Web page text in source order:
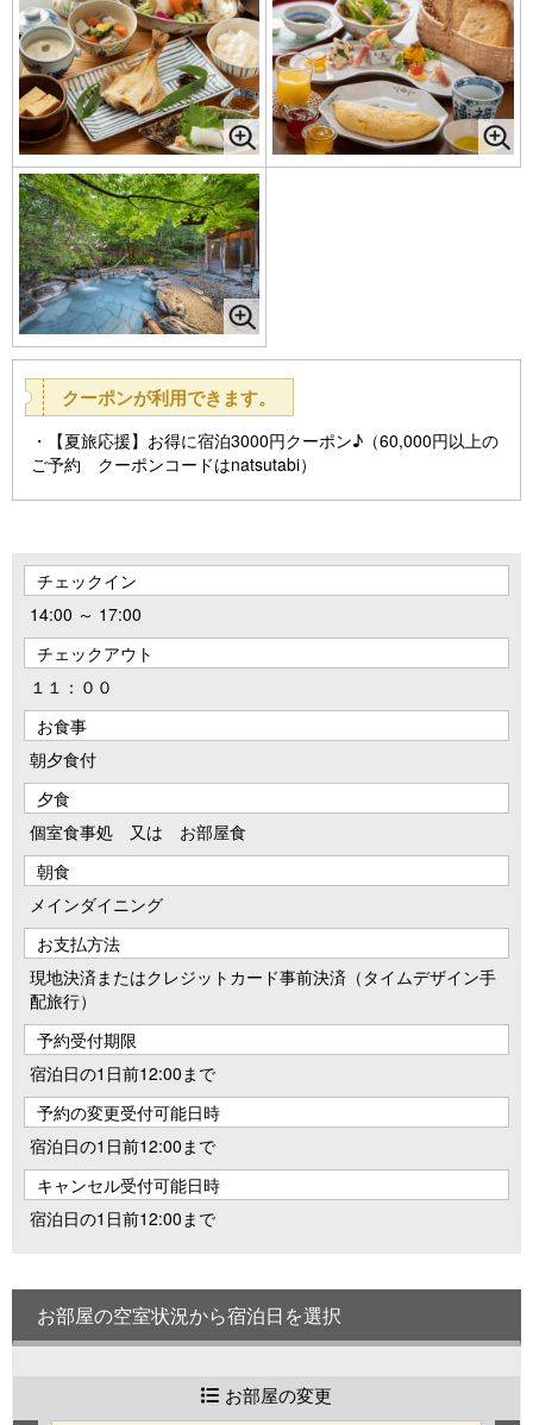
クーポンが利用できます。
【夏旅応援】お得に宿泊3000円クーポン♪（60,000円以上の
ご予約 クーポンコードはnatsutabi）
チェックイン
14:00 ～ 17:00
チェックアウト
１１：００
お食事
朝夕食付
夕食
個室食事処 又は お部屋食
朝食
メインダイニング
お支払方法
現地決済またはクレジットカード事前決済（タイムデザイン手
配旅行）
予約受付期限
宿泊日の1日前12:00まで
予約の変更受付可能日時
宿泊日の1日前12:00まで
キャンセル受付可能日時
宿泊日の1日前12:00まで
お部屋の空室状況から宿泊日を選択
お部屋の変更